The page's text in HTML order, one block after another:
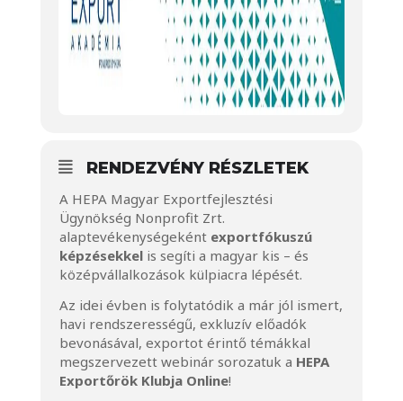
RENDEZVÉNY RÉSZLETEK
A HEPA Magyar Exportfejlesztési
Ügynökség Nonprofit Zrt.
alaptevékenységeként exportfókuszú
képzésekkelis segíti a magyar kis – és
középvállalkozások külpiacra lépését.
Az idei évben is folytatódik a már jól ismert,
havi rendszerességű, exkluzív előadók
bevonásával, exportot érintő témákkal
megszervezett webinár sorozatuk a HEPA
Exportőrök Klubja Online!